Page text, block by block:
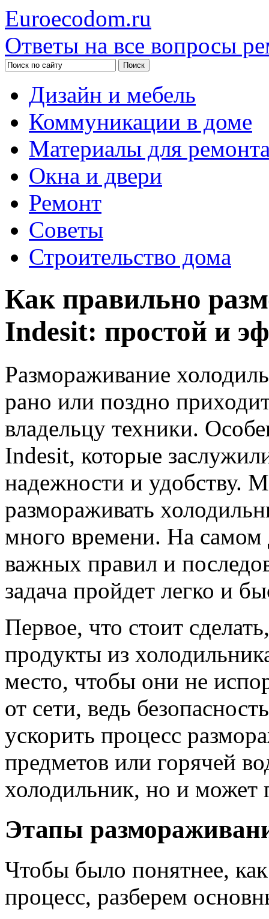
Euroecodom.ru
Ответы на все вопросы
Дизайн и мебель
Коммуникации в доме
Материалы для
Окна и двери
Ремонт
Советы
Строительство дома
Как правильно
Indesit: простой и
Размораживание
рано или поздно
владельцу техники.
Indesit, которые
надежности и удобству.
размораживать
много времени. На самом
важных правил и
задача пройдет легко и
Первое, что стоит
продукты из
место, чтобы они не
от сети, ведь
ускорить процесс
предметов или горячей
холодильник, но и может
Этапы
Чтобы было понятнее,
процесс, разберем